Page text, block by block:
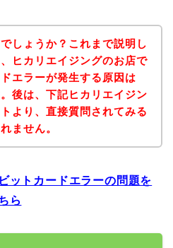
しょうか？これまで説明し
ヒカリエイジングのお店で
エラーが発生する原因は
後は、下記ヒカリエイジン
より、直接質問されてみる
ません。
ットカードエラーの問題を
ら